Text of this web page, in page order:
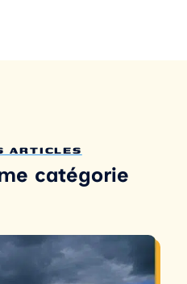
ARTICLES
catégorie